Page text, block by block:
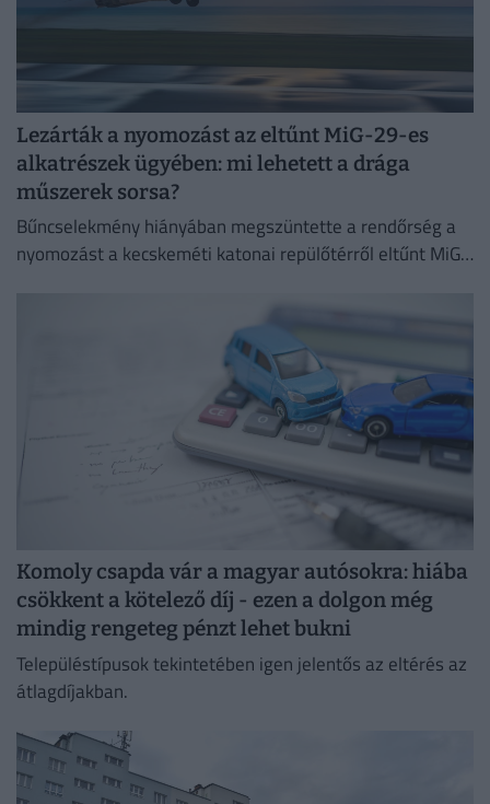
Lezárták a nyomozást az eltűnt MiG-29-es
alkatrészek ügyében: mi lehetett a drága
műszerek sorsa?
Bűncselekmény hiányában megszüntette a rendőrség a
nyomozást a kecskeméti katonai repülőtérről eltűnt MiG–
Komoly csapda vár a magyar autósokra: hiába
csökkent a kötelező díj - ezen a dolgon még
mindig rengeteg pénzt lehet bukni
Településtípusok tekintetében igen jelentős az eltérés az
átlagdíjakban.